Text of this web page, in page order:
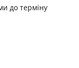
до терміну